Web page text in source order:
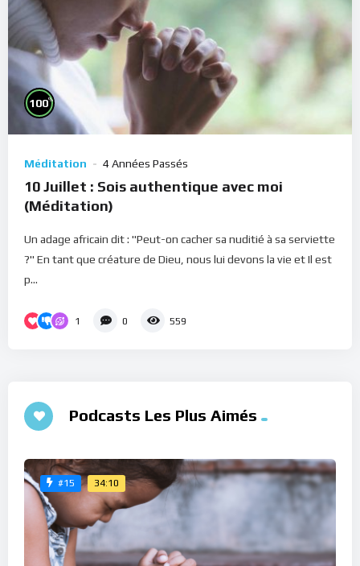
100%
Méditation 4 Années Passés
10 Juillet : Sois authentique avec moi
(Méditation)
Un adage africain dit : "Peut-on cacher sa nuditié à sa serviette
?" En tant que créature de Dieu, nous lui devons la vie et Il est
p...
1 0 559
Podcasts Les Plus Aimés
#15 34:10